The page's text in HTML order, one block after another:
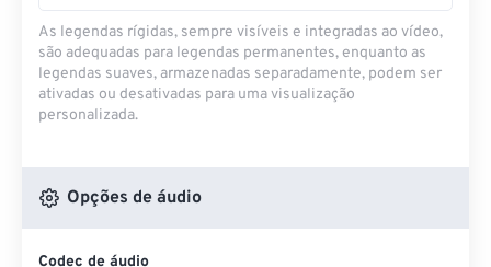
As legendas rígidas, sempre visíveis e integradas ao vídeo,
são adequadas para legendas permanentes, enquanto as
legendas suaves, armazenadas separadamente, podem ser
ativadas ou desativadas para uma visualização
personalizada.
Opções de áudio
Codec de áudio